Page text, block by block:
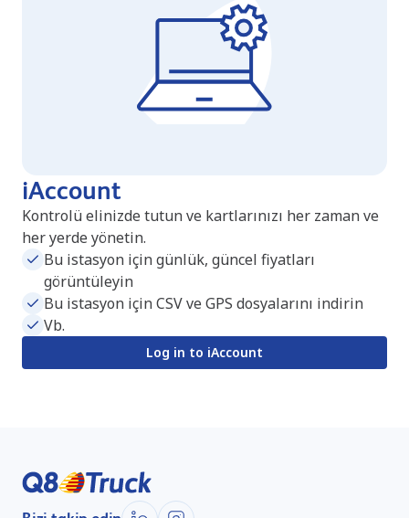
iAccount
Kontrolü elinizde tutun ve kartlarınızı her zaman ve
her yerde yönetin.
Bu istasyon için günlük, güncel fiyatları
görüntüleyin
Bu istasyon için CSV ve GPS dosyalarını indirin
Vb.
Log in to iAccount